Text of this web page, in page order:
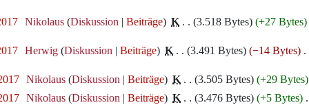
‎ Nikolaus Diskussion Beiträge ‎K 3.518 Bytes +27 Bytes
‎ Herwig Diskussion Beiträge ‎K 3.491 Bytes −14 Bytes
‎ Nikolaus Diskussion Beiträge ‎K 3.505 Bytes +29 Bytes
‎ Nikolaus Diskussion Beiträge ‎K 3.476 Bytes +5 Bytes